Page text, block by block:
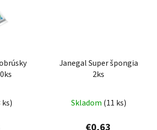
ks)
Janegal Super špongia
2ks
Skladom (11 ks)